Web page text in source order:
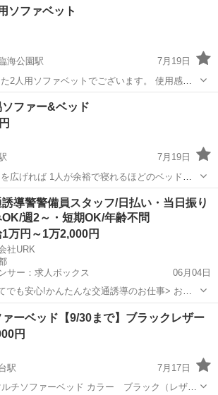
ソファベット
海公園駅
7月19日
2人用ソファベットでございます。 使用感も
る際、真ん中の飲み代みたいな所が緩くなっ
は少し安定感がない状態です。 引き取り
げますので...
ベッド
ファー&ベッド
7月19日
広げれば 1人が余裕で寝れるほどのベッドに
葛西駅 ベッド ソファー
導警警備員スタッフ/日払い・当日振り
週2～・短期OK/年齢不問
1万円～1万2,000円
社URK
サー：求人ボックス
06月04日
でも安心!かんたんな交通誘導のお仕事> お願
事現場で車や人を安全に誘導するお仕事で
、住宅街が多いので、交通量は少なめで落ち
雑な片側交互通行...
ァーベッド【9/30まで】ブラックレザー
円
駅
7月17日
ベッド カラー ブラック（レザ